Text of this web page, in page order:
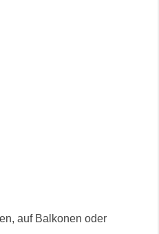
auf Balkonen oder